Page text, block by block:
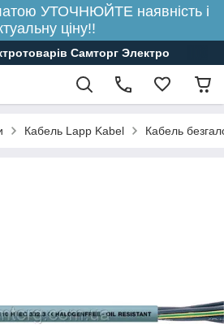
УТОЧНЮЙТЕ наявність і
ціну!!
Самторг Электро
Кабель Lapp Kabel Кабель